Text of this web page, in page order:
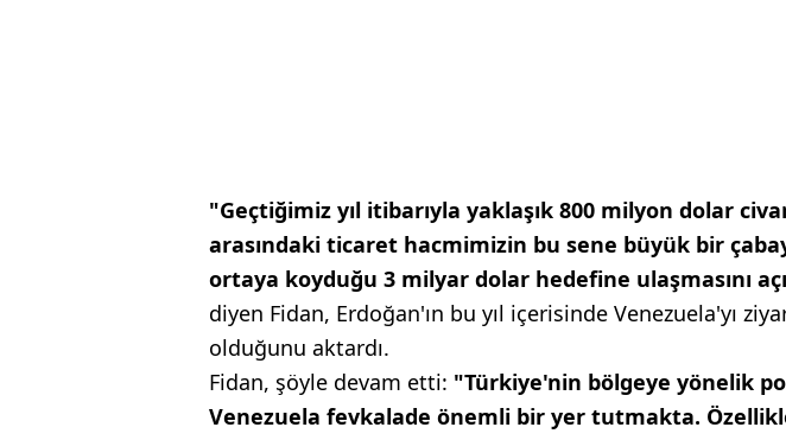
"Geçtiğimiz yıl itibarıyla yaklaşık 800 milyon dolar
arasındaki ticaret hacmimizin bu sene büyük bir
ortaya koyduğu 3 milyar dolar hedefine ulaşmasını
diyen Fidan, Erdoğan'ın bu yıl içerisinde Venezuela'yı
olduğunu aktardı.
Fidan, şöyle devam etti: "Türkiye'nin bölgeye yönelik
Venezuela fevkalade önemli bir yer tutmakta.